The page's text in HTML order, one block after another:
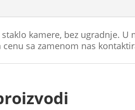
staklo kamere, bez ugradnje.
cenu sa zamenom nas